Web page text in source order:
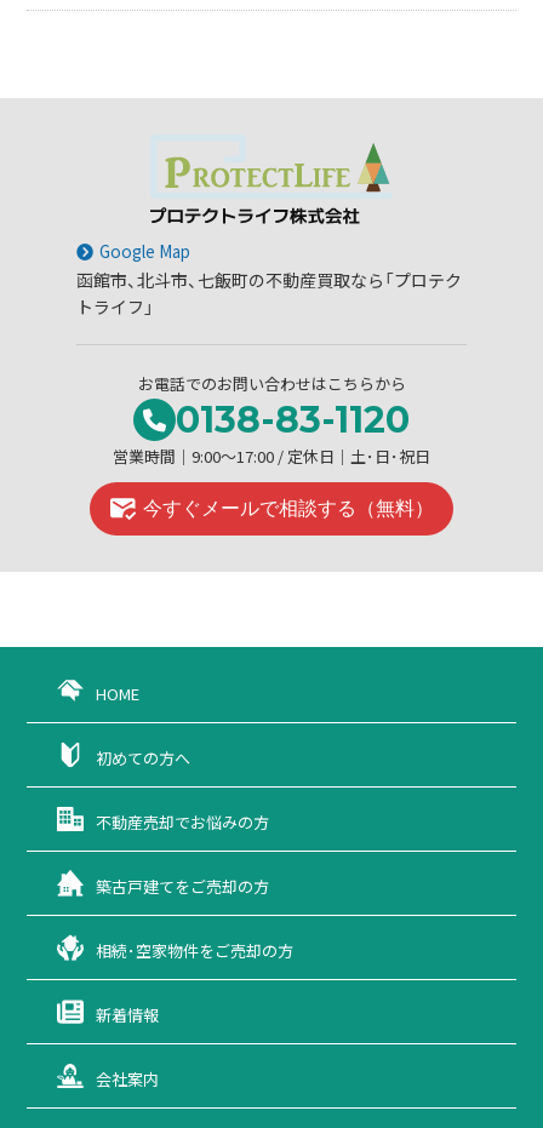
Google Map
函館市、北斗市、七飯町の不動産買取なら「プロテク
トライフ」
お電話でのお問い合わせはこちらから
0138-83-1120
営業時間│9:00～17:00 / 定休日│土･日･祝日
今すぐメールで相談する（無料）
HOME
初めての方へ
不動産売却でお悩みの方
築古戸建てをご売却の方
相続･空家物件をご売却の方
新着情報
会社案内